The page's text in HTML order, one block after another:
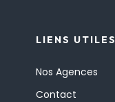
LIENS UTILES
Nos Agences
Contact